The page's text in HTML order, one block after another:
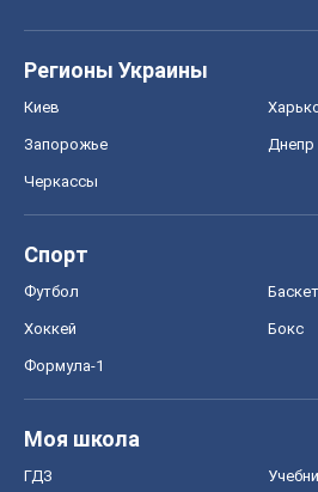
Регионы Украины
Киев
Запорожье Днепр
Черкассы
Спорт
Футбол
Хоккей Бокс
Формула-1
Моя школа
ГДЗ